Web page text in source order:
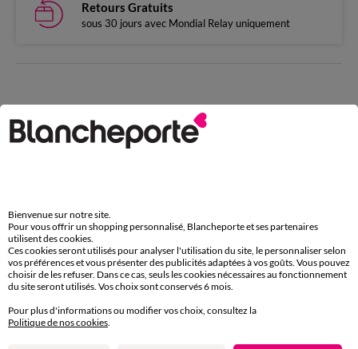
Retours Gratuits
sous 30 jours avec Mondial Relay uniquement
Complétez avec de l'uni
Bienvenue sur notre site.
Pour vous offrir un shopping personnalisé, Blancheporte et ses partenaires
utilisent des cookies.
Ces cookies seront utilisés pour analyser l'utilisation du site, le personnaliser selon
vos préférences et vous présenter des publicités adaptées à vos goûts. Vous pouvez
choisir de les refuser. Dans ce cas, seuls les cookies nécessaires au fonctionnement
du site seront utilisés. Vos choix sont conservés 6 mois.
Pour plus d'informations ou modifier vos choix, consultez la
Politique de nos cookies